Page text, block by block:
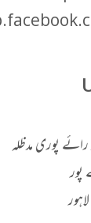
رائے پوری مدظلہ
پور